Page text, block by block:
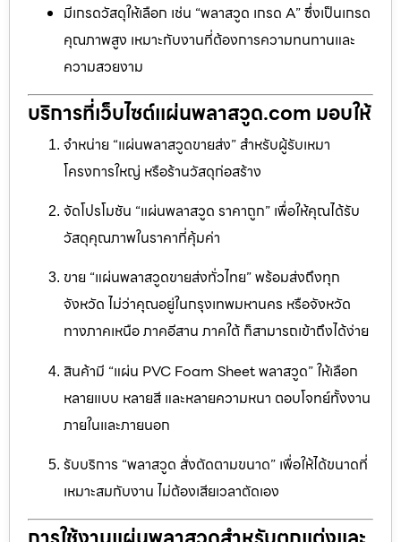
มีเกรดวัสดุให้เลือก เช่น “พลาสวูด เกรด A” ซึ่งเป็นเกรด
คุณภาพสูง เหมาะกับงานที่ต้องการความทนทานและ
ความสวยงาม
บริการที่เว็บไซต์แผ่นพลาสวูด.com มอบให้
จำหน่าย “แผ่นพลาสวูดขายส่ง” สำหรับผู้รับเหมา
โครงการใหญ่ หรือร้านวัสดุก่อสร้าง
จัดโปรโมชัน “แผ่นพลาสวูด ราคาถูก” เพื่อให้คุณได้รับ
วัสดุคุณภาพในราคาที่คุ้มค่า
ขาย “แผ่นพลาสวูดขายส่งทั่วไทย” พร้อมส่งถึงทุก
จังหวัด ไม่ว่าคุณอยู่ในกรุงเทพมหานคร หรือจังหวัด
ทางภาคเหนือ ภาคอีสาน ภาคใต้ ก็สามารถเข้าถึงได้ง่าย
สินค้ามี “แผ่น PVC Foam Sheet พลาสวูด” ให้เลือก
หลายแบบ หลายสี และหลายความหนา ตอบโจทย์ทั้งงาน
ภายในและภายนอก
รับบริการ “พลาสวูด สั่งตัดตามขนาด” เพื่อให้ได้ขนาดที่
เหมาะสมกับงาน ไม่ต้องเสียเวลาตัดเอง